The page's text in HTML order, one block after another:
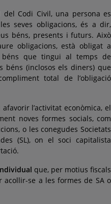
del Codi Civil, una persona es
seves obligacions, és a dir,
béns, presents i futurs. Això
obligacions, està obligat a
que tingui al temps de
béns (inclosos els diners) que
total de l’obligació
l’activitat econòmica, el
noves formes socials, com
o les conegudes Societats
(SL), on el soci capitalista
que, per motius fiscals
se a les formes de SA o